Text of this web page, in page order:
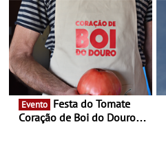
- Entre Junho e Julho pelo
país
Evento
Coração de Boi do Douro -